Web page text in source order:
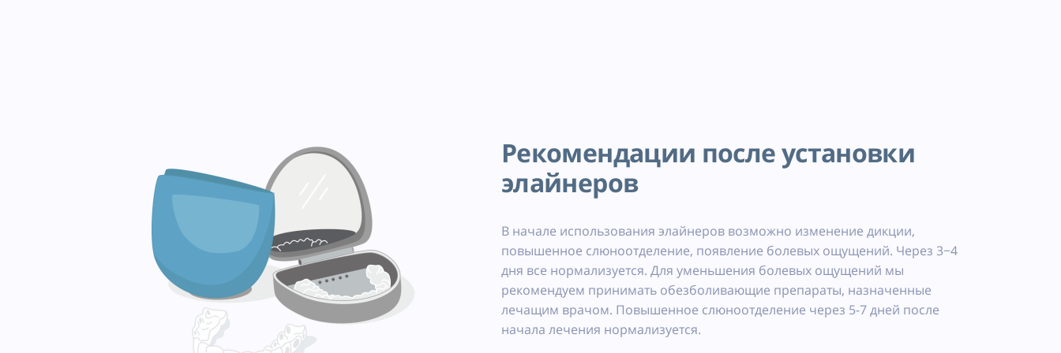
Рекомендации после установки
элайнеров
В начале использования элайнеров возможно изменение дикции,
повышенное слюноотделение, появление болевых ощущений. Через 3−4
дня все нормализуется. Для уменьшения болевых ощущений мы
рекомендуем принимать обезболивающие препараты, назначенные
лечащим врачом. Повышенное слюноотделение через 5-7 дней после
начала лечения нормализуется.